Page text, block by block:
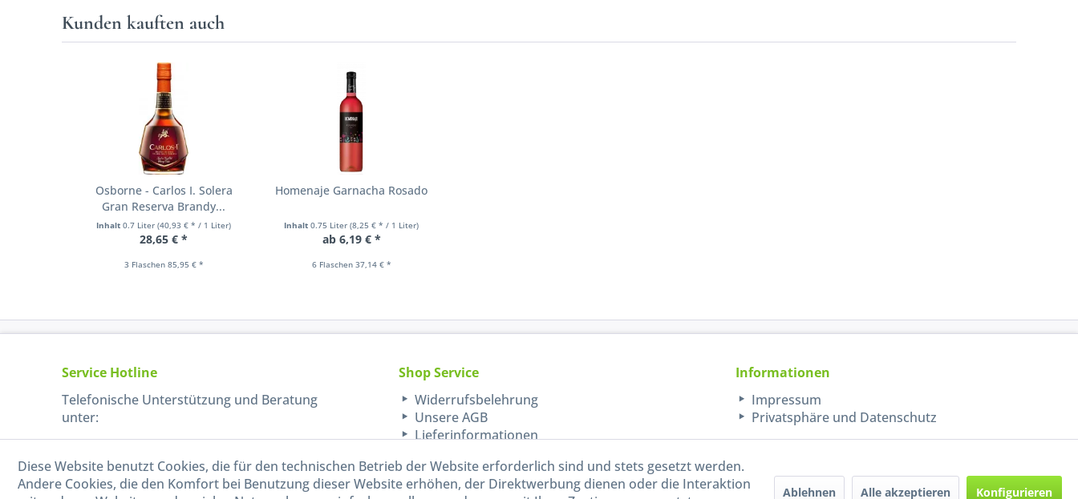
Kunden kauften auch
Osborne - Carlos I. Solera
Gran Reserva Brandy...
Inhalt0.7 Liter(40,93 € * / 1 Liter)
28,65 € *
3 Flaschen 85,95 € *
Homenaje Garnacha Rosado
Inhalt0.75 Liter(8,25 € * / 1 Liter)
ab 6,19 € *
6 Flaschen 37,14 € *
Service Hotline
Telefonische Unterstützung und Beratung
unter:
040-880 99 770
Mo-Fr, 09:00 - 15:00 Uhr
Shop Service
Widerrufsbelehrung
Unsere AGB
Lieferinformationen
Informationen
Impressum
Privatsphäre und Datenschutz
Diese Website benutzt Cookies, die für den technischen Betrieb der Website erforderlich sind und stets gesetzt werden.
Andere Cookies, die den Komfort bei Benutzung dieser Website erhöhen, der Direktwerbung dienen oder die Interaktion
Ablehnen Alle akzeptieren Konfigurieren